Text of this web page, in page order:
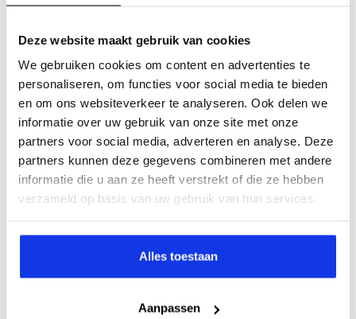
Deze website maakt gebruik van cookies
We gebruiken cookies om content en advertenties te
personaliseren, om functies voor social media te bieden
en om ons websiteverkeer te analyseren. Ook delen we
informatie over uw gebruik van onze site met onze
partners voor social media, adverteren en analyse. Deze
partners kunnen deze gegevens combineren met andere
informatie die u aan ze heeft verstrekt of die ze hebben
verzameld op basis van uw gebruik van hun services.
Alles toestaan
Aanpassen
Hoe betaal je bij een laadpaal?
Betalen bij een laadpaal kan op verschillende manieren,
afhankelijk van het type laadpunt en het laadnetwerk. Zo
is het mogelijk om met een app, creditcard of met
bankpas te betalen. Een veelgebruikte methode is het
gebruik van een laadpas zoals die van deANWB, deze
wordt op veel plekken geaccepteerd, binnen en
buitenland.
Veelgestelde vragen over het
opladen van een elektrische auto
De hangt af van je rijgedrag en batterijgrootte.